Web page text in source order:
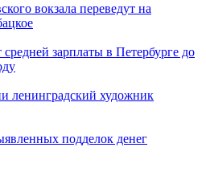
вокзала переведут на
зарплаты в Петербурге до
ленинградский художник
подделок денег